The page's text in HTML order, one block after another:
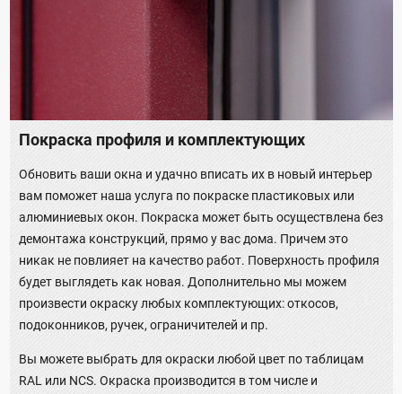
Покраска профиля и комплектующих
Обновить ваши окна и удачно вписать их в новый интерьер
вам поможет наша услуга по покраске пластиковых или
алюминиевых окон. Покраска может быть осуществлена без
демонтажа конструкций, прямо у вас дома. Причем это
никак не повлияет на качество работ. Поверхность профиля
будет выглядеть как новая. Дополнительно мы можем
произвести окраску любых комплектующих: откосов,
подоконников, ручек, ограничителей и пр.
Вы можете выбрать для окраски любой цвет по таблицам
RAL или NCS. Окраска производится в том числе и